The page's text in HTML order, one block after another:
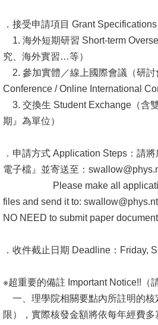
學
術
演
講
招
生
及
程
生
事
友
徵
．接受申請項目 Grant Specifications
1. 海外短期研習 Short-term
究、海外實習…等）
2. 參加實體／線上國際會議（研討
Conference / Online International
3. 交換生 Student Exchange（含
期』為單位）
．申請方式 Application Steps：請
電子檔』並寄送至：
Please make all application
files and send it to:
NO NEED to submit paper
．收件截止日期 Deadline：Friday,
※超重要的備註 Important Notice!!（
一、理學院相關要點內所註明的核
限），實際核發金額將依每年經費